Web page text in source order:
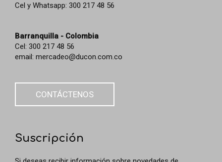
Cel y Whatsapp: 300 217 48 56
Barranquilla - Colombia
Cel: 300 217 48 56
email: mercadeo@ducon.com.co
CONTÁCTENOS
Suscripción